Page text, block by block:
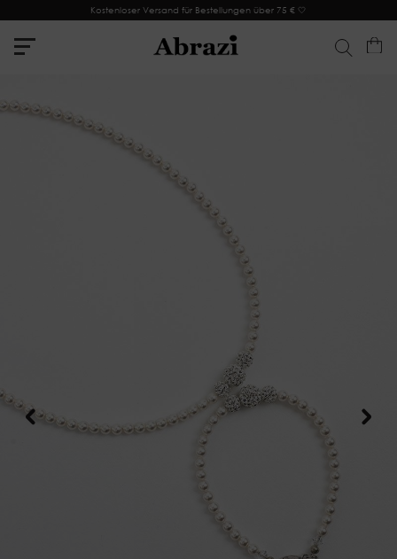
Kostenloser Versand für Bestellungen über 75 € 🤍